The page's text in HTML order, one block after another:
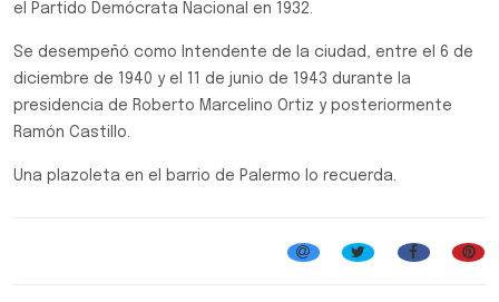
el Partido Demócrata Nacional en 1932. ​
Se desempeñó como Intendente de la ciudad, entre el 6 de
diciembre de 1940 y el 11 de junio de 1943 durante la
presidencia de Roberto Marcelino Ortiz y posteriormente
Ramón Castillo.
Una plazoleta en el barrio de Palermo lo recuerda.